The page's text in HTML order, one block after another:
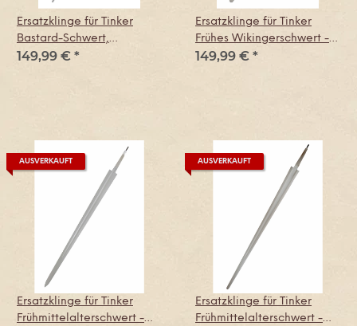
Ersatzklinge für Tinker
Bastard-Schwert,
Schaukampfversion
149,99 € *
Ersatzklinge für Tinker
Frühes Wikingerschwert -
Stumpf
149,99 € *
AUSVERKAUFT
Ersatzklinge für Tinker
Frühmittelalterschwert -
AUSVERKAUFT
Ersatzklinge für Tinker
Frühmittelalterschwert -